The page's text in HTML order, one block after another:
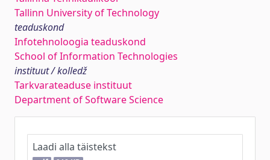
Tallinn University of Technology
teaduskond
Infotehnoloogia teaduskond
School of Information Technologies
instituut / kolledž
Tarkvarateaduse instituut
Department of Software Science
Laadi alla täistekst